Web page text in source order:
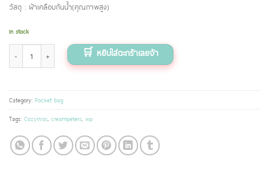
วัสดุ : ผ้าเคลือบกันน้ำ(คุณภาพสูง)
In stock
Pocket ลายกระต่ายปีเตอร์ (Creamy สีครีม) quantity
Category: Pocket bag
Tags: CozyWos, creampeters, wp